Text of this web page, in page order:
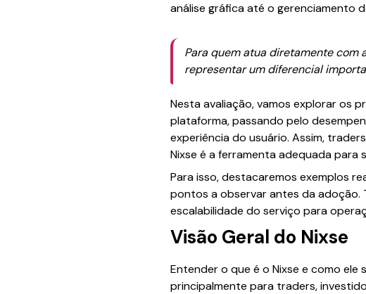
análise gráfica até o gerenciamento
Para quem atua diretamente com
representar um diferencial
Nesta avaliação, vamos explorar os
plataforma, passando pelo
experiência do usuário. Assim,
Nixse é a ferramenta adequada para
Para isso, destacaremos exemplos
pontos a observar antes da adoção.
escalabilidade do serviço para
Visão Geral do Nixse
Entender o que é o Nixse e como
principalmente para traders,